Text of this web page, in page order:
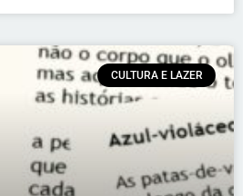
CULTURA E LAZER